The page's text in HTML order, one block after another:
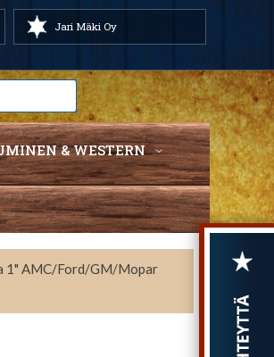
Jari Mäki Oy
& WESTERN
1" AMC/Ford/GM/Mopar